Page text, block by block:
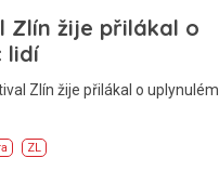
Zlín žije přilákal o
lidí
Zlín žije přilákal o uplynulém
ZL